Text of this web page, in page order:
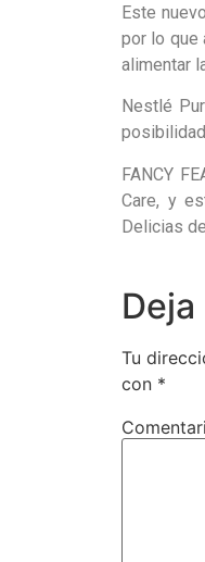
Este
por lo que
alimentar
Nestlé
FANCY
Care, y
Delicias
Tu
con *